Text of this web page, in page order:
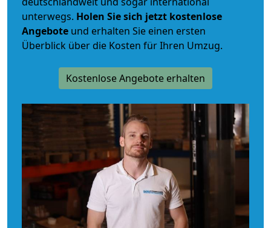
unterwegs. Holen Sie sich jetzt kostenlose
Angebote und erhalten Sie einen ersten
Überblick über die Kosten für Ihren Umzug.
Kostenlose Angebote erhalten